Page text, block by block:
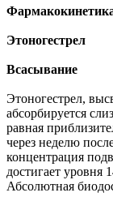
Этоногестрел
Всасывание
Этоногестрел,
абсорбируется
равная
через неделю
концентрация
достигает уровня
Абсолютная